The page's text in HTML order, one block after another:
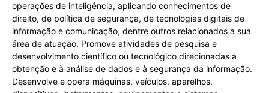
operações de inteligência, aplicando conhecimentos de
direito, de política de segurança, de tecnologias digitais de
informação e comunicação, dentre outros relacionados à sua
área de atuação. Promove atividades de pesquisa e
desenvolvimento científico ou tecnológico direcionadas à
obtenção e à análise de dados e à segurança da informação.
Desenvolve e opera máquinas, veículos, aparelhos,